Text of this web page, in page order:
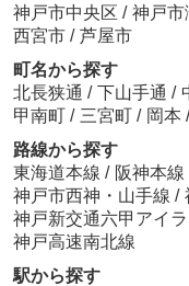
神戸市中央区 / 神戸市
西宮市 / 芦屋市
町名から探す
北長狭通 / 下山手通 /
甲南町 / 三宮町 / 岡本 /
路線から探す
東海道本線 / 阪神本線
神戸市西神・山手線 /
神戸新交通六甲アイ
神戸高速南北線
駅から探す